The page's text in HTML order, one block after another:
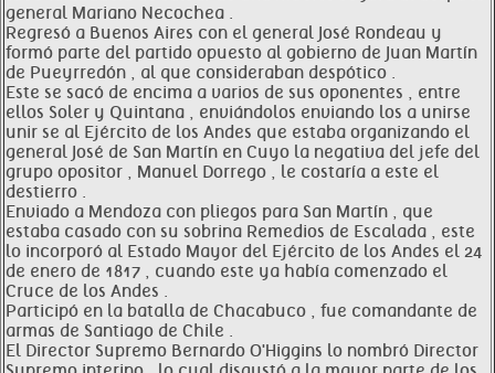
general Mariano Necochea .
Regresó a Buenos Aires con el general José Rondeau y
formó parte del partido opuesto al gobierno de Juan Martín
de Pueyrredón , al que consideraban despótico .
Este se sacó de encima a varios de sus oponentes , entre
ellos Soler y Quintana , enviándolos enviando los a unirse
unir se al Ejército de los Andes que estaba organizando el
general José de San Martín en Cuyo la negativa del jefe del
grupo opositor , Manuel Dorrego , le costaría a este el
destierro .
Enviado a Mendoza con pliegos para San Martín , que
estaba casado con su sobrina Remedios de Escalada , este
lo incorporó al Estado Mayor del Ejército de los Andes el 24
de enero de 1817 , cuando este ya había comenzado el
Cruce de los Andes .
Participó en la batalla de Chacabuco , fue comandante de
armas de Santiago de Chile .
El Director Supremo Bernardo O'Higgins lo nombró Director